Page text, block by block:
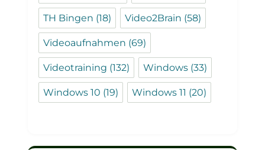
TH Bingen (18) Video2Brain (58)
Videoaufnahmen (69)
Videotraining (132) Windows (33)
Windows 10 (19) Windows 11 (20)